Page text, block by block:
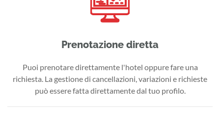
Prenotazione diretta
Puoi prenotare direttamente l'hotel oppure fare una
richiesta. La gestione di cancellazioni, variazioni e richieste
può essere fatta direttamente dal tuo profilo.